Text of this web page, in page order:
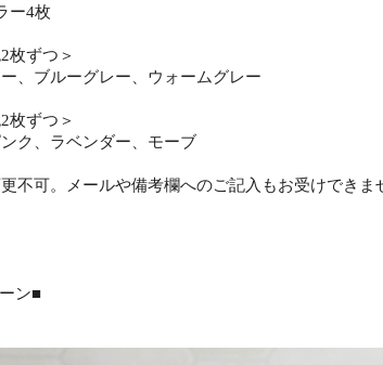
ー4枚
枚ずつ＞
、ブルーグレー、ウォームグレー
枚ずつ＞
ク、ラベンダー、モーブ
不可。メールや備考欄へのご記入もお受けできま
ン■